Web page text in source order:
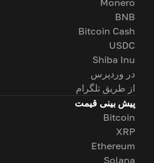
Monero
BNB
Bitcoin Cash
USDC
Shiba Inu
در وردپرس
از طریق تلگرام
پیش بینی قیمت
Bitcoin
XRP
Ethereum
Solana